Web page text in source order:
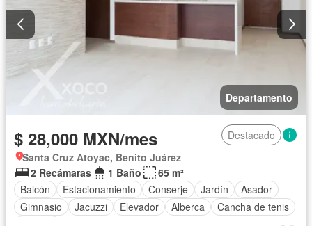
Departamento
$ 28,000 MXN/mes
Destacado
Santa Cruz Atoyac, Benito Juárez
2 Recámaras
1 Baño
65 m²
Balcón
Estacionamiento Conserje Jardín
Asador
Gimnasio
Jacuzzi Elevador Alberca
Cancha de tenis